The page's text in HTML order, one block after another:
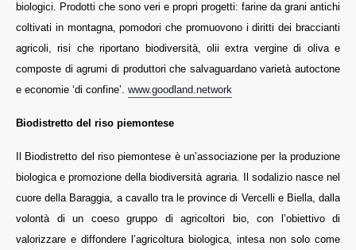
biologici. Prodotti che sono veri e propri progetti: farine da grani antichi
coltivati in montagna, pomodori che promuovono i diritti dei braccianti
agricoli, risi che riportano biodiversità, olii extra vergine di oliva e
composte di agrumi di produttori che salvaguardano varietà autoctone
e economie ‘di confine’. www.goodland.network
Biodistretto del riso piemontese
Il Biodistretto del riso piemontese è un’associazione per la produzione
biologica e promozione della biodiversità agraria. Il sodalizio nasce nel
cuore della Baraggia, a cavallo tra le province di Vercelli e Biella, dalla
volontà di un coeso gruppo di agricoltori bio, con l’obiettivo di
valorizzare e diffondere l’agricoltura biologica, intesa non solo come